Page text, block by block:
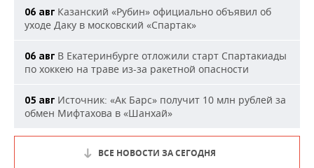
06 авг Казанский «Рубин» официально объявил об
уходе Даку в московский «Спартак»
06 авг В Екатеринбурге отложили старт Спартакиады
по хоккею на траве из-за ракетной опасности
05 авг Источник: «Ак Барс» получит 10 млн рублей за
обмен Мифтахова в «Шанхай»
ВСЕ НОВОСТИ ЗА СЕГОДНЯ